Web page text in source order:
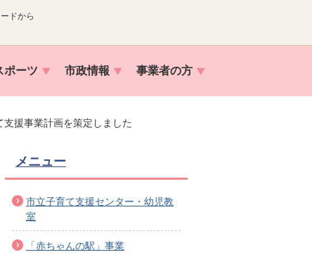
ドから
ポーツ 市政情報 事業者の方
援事業計画を策定しました
メニュー
市立子育て支援センター・幼児教
室
「赤ちゃんの駅」事業